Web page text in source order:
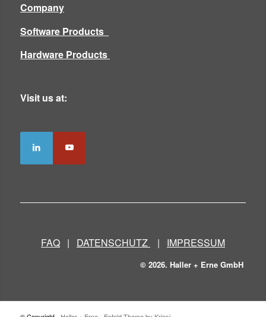
Company
Software Products
Hardware Products
Visit us at:
FAQ | DATENSCHUTZ | IMPRESSUM
© 2026. Haller + Erne GmbH